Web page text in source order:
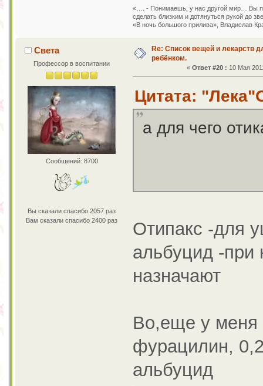
«…. - Понимаешь, у нас другой мир… Вы
сделать близким и дотянуться рукой до
«В ночь большого прилива», Владислав
Света
Профессор в воспитании
Сообщений: 8700
Вы сказали спасибо 2057 раз
Вам сказали спасибо 2400 раз
Re: Список вещей и лекарств
ребёнком.
« Ответ #20 : 10 Мая
Цитата:
а для чего
Отипакс -для
альбуцид -при
назначают
Во,еще у меня
фурацилин,
альбуцид